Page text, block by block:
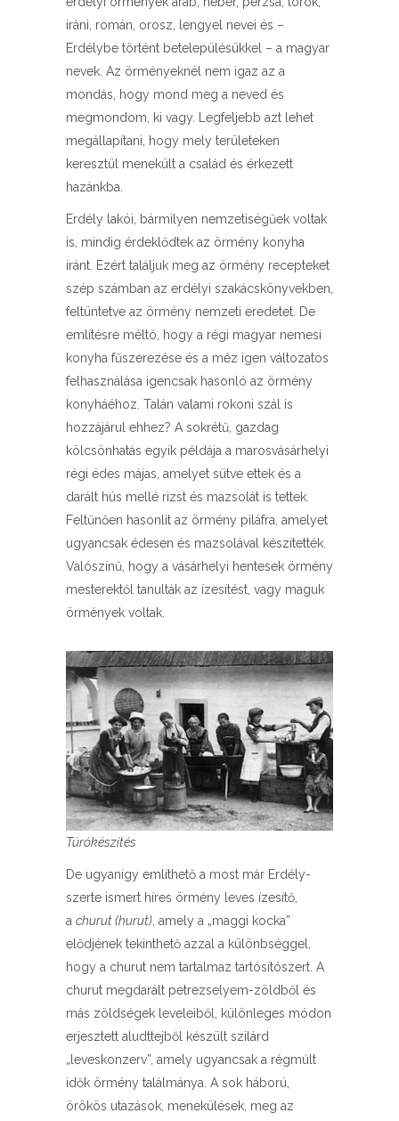
iráni, román, orosz, lengyel nevei és –
Erdélybe történt betelepülésükkel – a magyar
nevek. Az örményeknél nem igaz az a
mondás, hogy mond meg a neved és
megmondom, ki vagy. Legfeljebb azt lehet
megállapítani, hogy mely területeken
keresztül menekült a család és érkezett
hazánkba.
Erdély lakói, bármilyen nemzetiségűek voltak
is, mindig érdeklődtek az örmény konyha
iránt. Ezért találjuk meg az örmény recepteket
szép számban az erdélyi szakácskönyvekben,
feltüntetve az örmény nemzeti eredetet. De
említésre méltó, hogy a régi magyar nemesi
konyha fűszerezése és a méz igen változatos
felhasználása igencsak hasonló az örmény
konyháéhoz. Talán valami rokoni szál is
hozzájárul ehhez? A sokrétű, gazdag
kölcsönhatás egyik példája a marosvásárhelyi
régi édes májas, amelyet sütve ettek és a
darált hús mellé rizst és mazsolát is tettek.
Feltűnően hasonlít az örmény piláfra, amelyet
ugyancsak édesen és mazsolával készítették.
Valószínű, hogy a vásárhelyi hentesek örmény
mesterektől tanulták az ízesítést, vagy maguk
örmények voltak.
Túrókészítés
De ugyanígy említhető a most már Erdély-
szerte ismert híres örmény leves ízesítő,
a churut (hurut) , amely a „maggi kocka”
elődjének tekinthető azzal a különbséggel,
hogy a churut nem tartalmaz tartósítószert. A
churut megdarált petrezselyem-zöldből és
más zöldségek leveleiből, különleges módon
erjesztett aludttejből készült szilárd
„leveskonzerv”, amely ugyancsak a régmúlt
idők örmény találmánya. A sok háború,
örökös utazások, menekülések, meg az